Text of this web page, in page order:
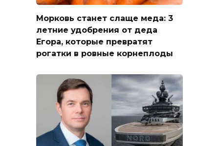
Морковь станет слаще меда: 3
летние удобрения от деда
Егора, которые превратят
рогатки в ровные корнеплоды